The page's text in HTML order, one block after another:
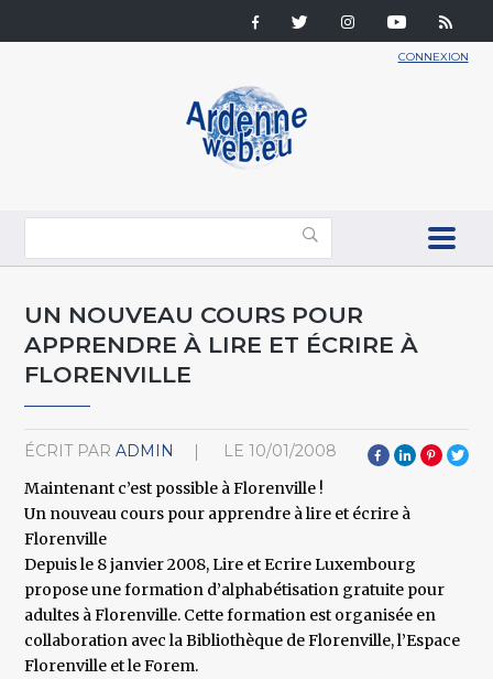
CONNEXION
UN NOUVEAU COURS POUR
APPRENDRE À LIRE ET ÉCRIRE À
FLORENVILLE
ÉCRIT PAR ADMIN LE 10/01/2008
Maintenant c’est possible à Florenville !
Un nouveau cours pour apprendre à lire et écrire à
Florenville
Depuis le 8 janvier 2008, Lire et Ecrire Luxembourg
propose une formation d’alphabétisation gratuite pour
adultes à Florenville. Cette formation est organisée en
collaboration avec la Bibliothèque de Florenville, l’Espace
Florenville et le Forem.